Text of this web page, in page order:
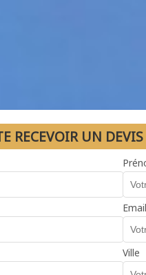
RECEVOIR UN
Email
Ville